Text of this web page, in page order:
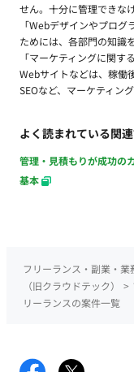
せん。十分に管理できな
「Webデザインやプロ
ためには、各部門の知識
「マーケティングに関す
Webサイトなどは、稼働
SEOなど、マーケティン
よく読まれている関
管理・見積もりが成功の
基本
フリーランス・副業・
（旧クラウドテック）
>
リーランスの案件一覧